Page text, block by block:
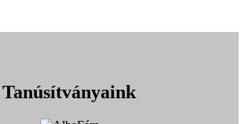
Tanúsítványaink